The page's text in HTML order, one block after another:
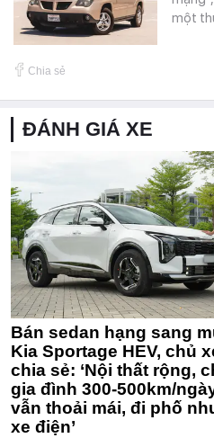
một
Chia sẻ
ĐÁNH GIÁ XE
Bán sedan hạng sang
Kia Sportage HEV, chủ
chia sẻ: ‘Nội thất rộng,
gia đình 300-500km/
vẫn thoải mái, đi phố
xe điện’